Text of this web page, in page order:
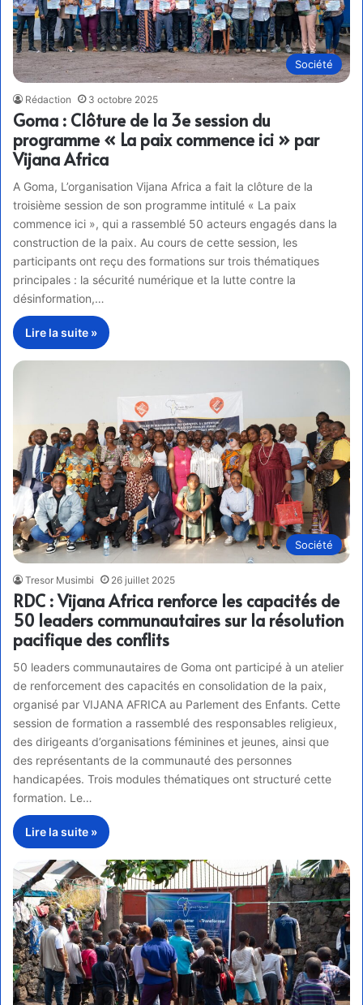
Société
Rédaction 3 octobre 2025
Goma : Clôture de la 3e session du
programme « La paix commence ici » par
Vijana Africa
A Goma, L’organisation Vijana Africa a fait la clôture de la
troisième session de son programme intitulé « La paix
commence ici », qui a rassemblé 50 acteurs engagés dans la
construction de la paix. Au cours de cette session, les
participants ont reçu des formations sur trois thématiques
principales : la sécurité numérique et la lutte contre la
désinformation,…
Lire la suite »
Société
Tresor Musimbi 26 juillet 2025
RDC : Vijana Africa renforce les capacités de
50 leaders communautaires sur la résolution
pacifique des conflits
50 leaders communautaires de Goma ont participé à un atelier
de renforcement des capacités en consolidation de la paix,
organisé par VIJANA AFRICA au Parlement des Enfants. Cette
session de formation a rassemblé des responsables religieux,
des dirigeants d’organisations féminines et jeunes, ainsi que
des représentants de la communauté des personnes
handicapées. Trois modules thématiques ont structuré cette
formation. Le…
Lire la suite »